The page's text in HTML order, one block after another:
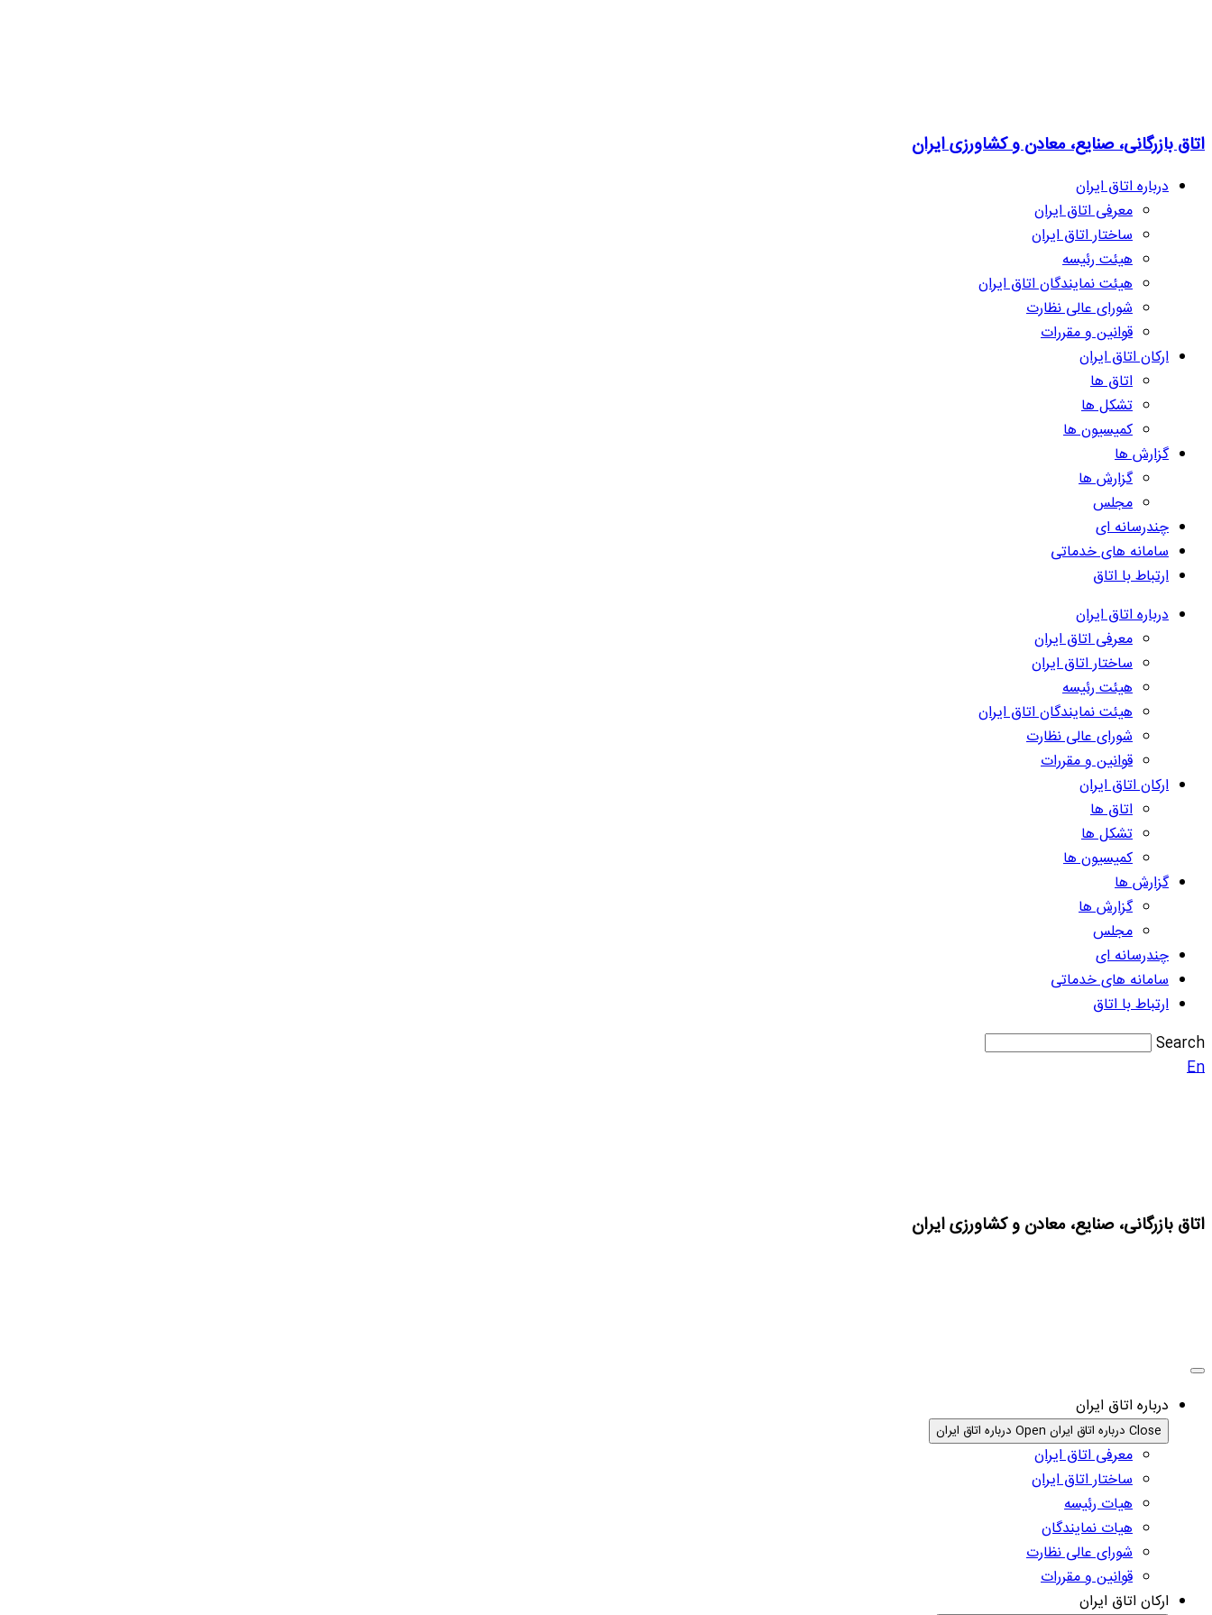
اتاق بازرگانی، صنایع، معادن و کشاورزی ایران
درباره اتاق ایران
معرفی اتاق ایران
ساختار اتاق ایران
هیئت رئیسه
هیئت نمایندگان اتاق ایران
شورای عالی نظارت
قوانین و مقررات
ارکان اتاق ایران
اتاق ها
تشکل ها
کمیسیون ها
گزارش ها
گزارش ها
مجلس
چندرسانه ای
سامانه های خدماتی
ارتباط با اتاق
درباره اتاق ایران
معرفی اتاق ایران
ساختار اتاق ایران
هیئت رئیسه
هیئت نمایندگان اتاق ایران
شورای عالی نظارت
قوانین و مقررات
ارکان اتاق ایران
اتاق ها
تشکل ها
کمیسیون ها
گزارش ها
گزارش ها
مجلس
چندرسانه ای
سامانه های خدماتی
ارتباط با اتاق
Search
En
اتاق بازرگانی، صنایع، معادن و کشاورزی ایران
درباره اتاق ایران
Close درباره اتاق ایران Open درباره اتاق ایران
معرفی اتاق ایران
ساختار اتاق ایران
هیات رئیسه
هیات نمایندگان
شورای عالی نظارت
قوانین و مقررات
ارکان اتاق ایران